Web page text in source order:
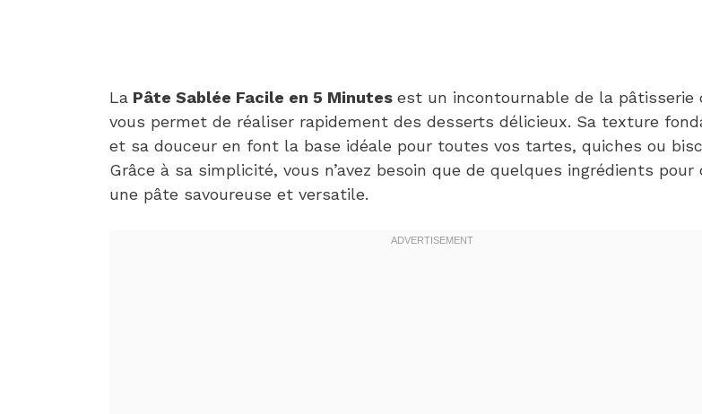
La Pâte Sablée Facile en 5 Minutes est un incontournable de la pâtisserie
vous permet de réaliser rapidement des desserts délicieux. Sa texture
et sa douceur en font la base idéale pour toutes vos tartes, quiches ou
Grâce à sa simplicité, vous n’avez besoin que de quelques ingrédients pour
une pâte savoureuse et versatile.